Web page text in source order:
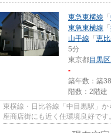
東急東横線 「
東急東横線 「
山手線 「 恵
5分
東京都目黒区
-
築年数：築
階数：2階建
東横線・日比谷線「中目黒駅」
座商店街にも近く住環境良好で